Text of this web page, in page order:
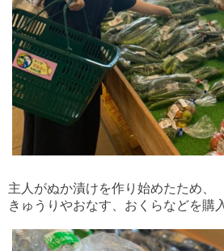
主人がぬか漬けを作り始めたため、
きゅうりやおなす、おくらなどを購